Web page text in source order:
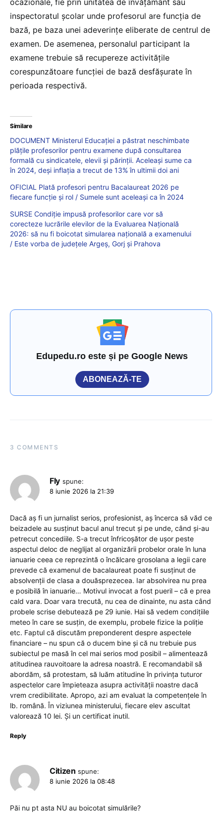
ocazionale, fie prin unitatea de învățământ sau
inspectoratul școlar unde profesorul are funcția de
bază, pe baza unei adeverințe eliberate de centrul de
examen. De asemenea, personalul participant la
examene trebuie să recupereze activitățile
corespunzătoare funcției de bază desfășurate în
perioada respectivă.
Similare
DOCUMENT Ministerul Educației a păstrat neschimbate
plățile profesorilor pentru examene după consultarea
formală cu sindicatele, elevii și părinții. Aceleași sume ca
în 2024, deși inflația a trecut de 13% în ultimii doi ani
OFICIAL Plată profesori pentru Bacalaureat 2026 pe
fiecare funcție și rol / Sumele sunt aceleași ca în 2024
SURSE Condiție impusă profesorilor care vor să
corecteze lucrările elevilor de la Evaluarea Națională
2026: să nu fi boicotat simularea națională a examenului
/ Este vorba de județele Argeș, Gorj și Prahova
Edupedu.ro este și pe Google News
ABONEAZĂ-TE
3 COMMENTS
Fly spune:
8 iunie 2026 la 21:39
Dacă aș fi un jurnalist serios, profesionist, aș încerca să văd ce
beizadele au susținut bacul anul trecut și pe unde, când și-au
petrecut concediile. S-a trecut înfricoșător de ușor peste
aspectul deloc de neglijat al organizării probelor orale în luna
ianuarie ceea ce reprezintă o încălcare grosolana a legii care
prevede că examenul de bacalaureat poate fi susținut de
absolvenții de clasa a douăsprezecea. Iar absolvirea nu prea
e posibilă în ianuarie… Motivul invocat a fost pueril – că e prea
cald vara. Doar vara trecută, nu cea de dinainte, nu asta când
probele scrise debutează pe 29 iunie. Hai să vedem condițiile
meteo în care se susțin, de exemplu, probele fizice la poliție
etc. Faptul că discutăm preponderent despre aspectele
financiare – nu spun că o ducem bine și că nu trebuie pus
subiectul pe masă în cel mai serios mod posibil – alimentează
atitudinea rauvoitoare la adresa noastră. E recomandabil să
abordăm, să protestam, să luăm atitudine în privința tuturor
aspectelor care împieteaza asupra activității noastre dacă
vrem credibilitate. Apropo, azi am evaluat la competențele în
lb. română. În viziunea ministerului, fiecare elev ascultat
valorează 10 lei. Și un certificat inutil.
Reply
Citizen spune:
8 iunie 2026 la 08:48
Păi nu pt asta NU au boicotat simulările?